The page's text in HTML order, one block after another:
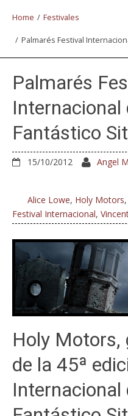
Home / Festivales
/ Palmarés Festival
Palmarés
Internacional
Fantástico
15/10/2012
Angel
Alice Lowe, Holy Motors,
Festival Internacional,
Holy Motors,
de la 45ª
Internacional